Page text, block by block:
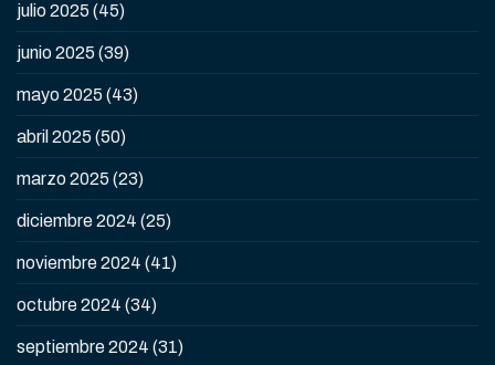
julio 2025 (45)
junio 2025 (39)
mayo 2025 (43)
abril 2025 (50)
marzo 2025 (23)
diciembre 2024 (25)
noviembre 2024 (41)
octubre 2024 (34)
septiembre 2024 (31)